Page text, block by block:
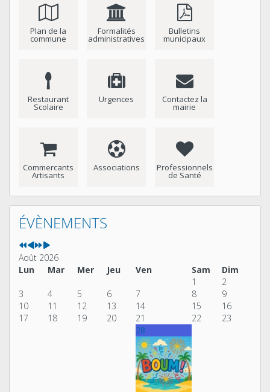
Plan de la
commune
Formalités
administratives
Bulletins
municipaux
Restaurant
Scolaire
Urgences Contactez la
mairie
Commercants
Artisants
Associations Professionnels
de Santé
ÉVÈNEMENTS
Année
précédente
Mois
précédent
Année
suivante
Mois
suivant
Août 2026
Lun
Mar Mer Jeu Ven Sam
Dim
1
2
3
4 5 6 7 8
9
10
11 12 13 14 15
16
17
18 19 20 21 22 23
28